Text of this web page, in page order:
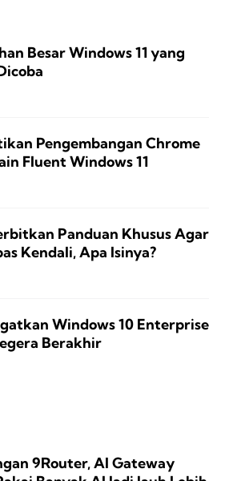
Besar Windows 11 yang
Pengembangan Chrome
Fluent Windows 11
Panduan Khusus Agar
Kendali, Apa Isinya?
Windows 10 Enterprise
Berakhir
9Router, AI Gateway